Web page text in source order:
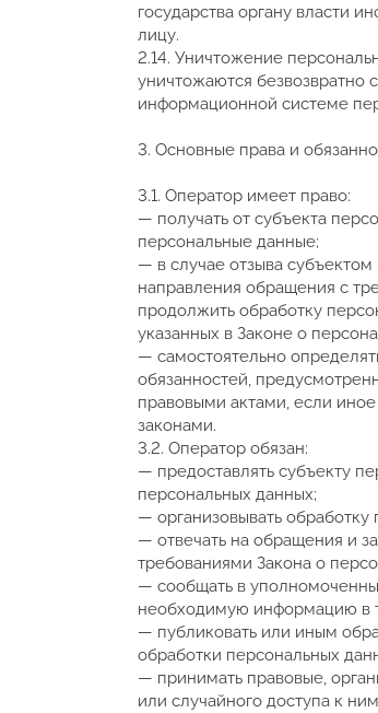
государства органу власти
лицу.
2.14. Уничтожение
уничтожаются безвозвратно
информационной системе
3. Основные права и
3.1. Оператор имеет право:
— получать от субъекта
персональные данные;
— в случае отзыва
направления обращения с
продолжить обработку
указанных в Законе о
— самостоятельно
обязанностей,
правовыми актами, если
законами.
3.2. Оператор обязан:
— предоставлять субъекту
персональных данных;
— организовывать
— отвечать на обращения и
требованиями Закона о
— сообщать в
необходимую информацию в
— публиковать или иным
обработки персональных
— принимать правовые,
или случайного доступа к